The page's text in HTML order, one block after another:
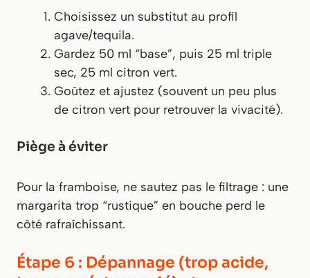
Choisissez un substitut au profil
agave/tequila.
Gardez 50 ml “base”, puis 25 ml triple
sec, 25 ml citron vert.
Goûtez et ajustez (souvent un peu plus
de citron vert pour retrouver la vivacité).
Piège à éviter
Pour la framboise, ne sautez pas le filtrage : une
margarita trop “rustique” en bouche perd le
côté rafraîchissant.
Étape 6 : Dépannage (trop acide,